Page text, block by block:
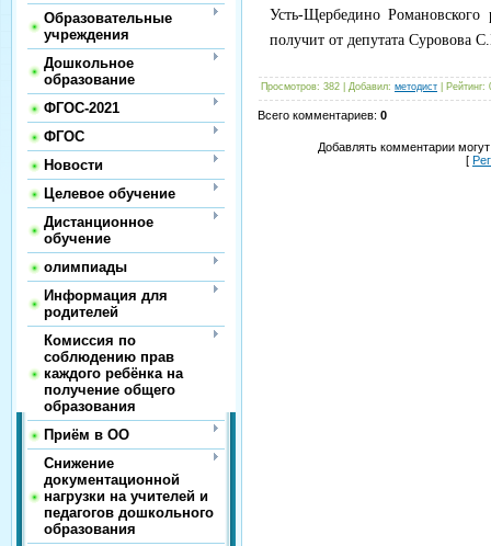
Образовательные
учреждения
Дошкольное
образование
ФГОС-2021
ФГОС
Новости
Целевое обучение
Дистанционное
обучение
олимпиады
Информация для
родителей
Комиссия по
соблюдению прав
каждого ребёнка на
получение общего
образования
Приём в ОО
Снижение
документационной
нагрузки на учителей и
педагогов дошкольного
образования
Усть-Щербедино Романовского
получит от депутата Суровова
Просмотров: 382 Добавил: методист Рейтинг:
Всего комментариев: 0
Добавлять комментарии
[